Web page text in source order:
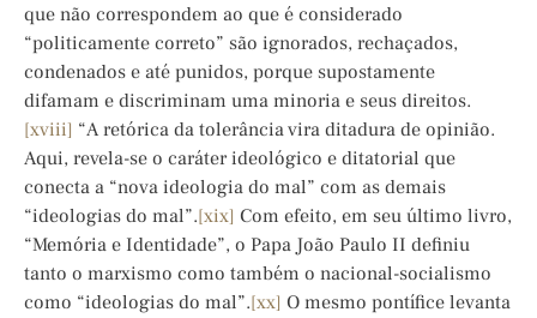
que não correspondem ao que é considerado
“politicamente correto” são ignorados, rechaçados,
condenados e até punidos, porque supostamente
difamam e discriminam uma minoria e seus direitos.
[xviii] “A retórica da tolerância vira ditadura de opinião.
Aqui, revela-se o caráter ideológico e ditatorial que
conecta a “nova ideologia do mal” com as demais
“ideologias do mal”.[xix] Com efeito, em seu último livro,
“Memória e Identidade”, o Papa João Paulo II definiu
tanto o marxismo como também o nacional-socialismo
como “ideologias do mal”.[xx] O mesmo pontífice levanta